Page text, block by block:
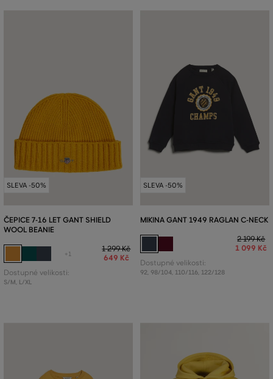
SLEVA -50%
ČEPICE 7-16 LET GANT SHIELD
WOOL BEANIE
+1
1 299 Kč
649 Kč
Dostupné velikosti:
S/M, L/XL
SLEVA -50%
MIKINA GANT 1949 RAGLAN C-NECK
2 199 Kč
1 099 Kč
Dostupné velikosti:
92, 98/104, 110/116, 122/128